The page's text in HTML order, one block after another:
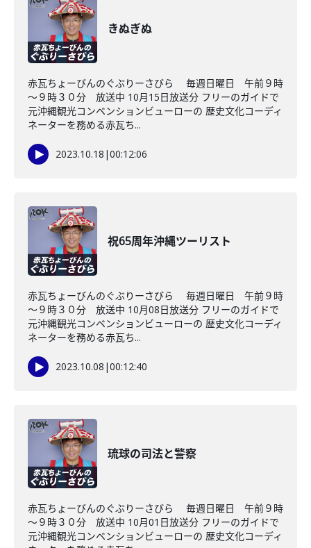
きぬぎぬ
赤瓦ちょーびんのぐぶりーさびら 毎週日曜日 午前９時
～９時３０分 放送中 10月15日放送分 フリーのガイドで
元沖縄観光コンベンションビューローの 歴史文化コーディ
ネーターを務める赤瓦ち...
2023.10.18 |00:12:06
祝65周年沖縄ツーリスト
赤瓦ちょーびんのぐぶりーさびら 毎週日曜日 午前９時
～９時３０分 放送中 10月08日放送分 フリーのガイドで
元沖縄観光コンベンションビューローの 歴史文化コーディ
ネーターを務める赤瓦ち...
2023.10.08 |00:12:40
琉球の司法と警察
赤瓦ちょーびんのぐぶりーさびら 毎週日曜日 午前９時
～９時３０分 放送中 10月01日放送分 フリーのガイドで
元沖縄観光コンベンションビューローの 歴史文化コーディ